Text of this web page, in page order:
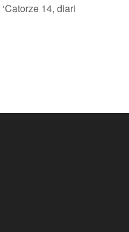
14, diari